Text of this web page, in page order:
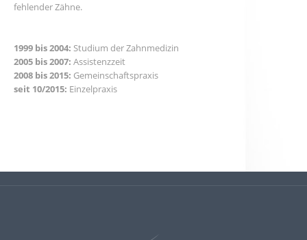
fehlender Zähne.
1999 bis 2004: Studium der Zahnmedizin
2005 bis 2007: Assistenzzeit
2008 bis 2015: Gemeinschaftspraxis
seit 10/2015: Einzelpraxis